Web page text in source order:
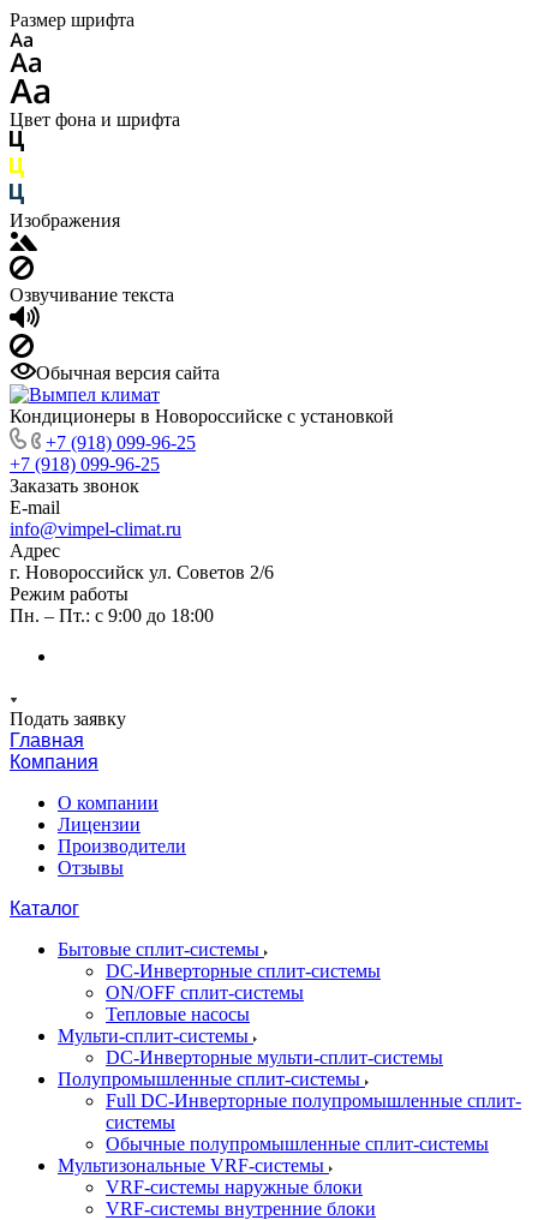
Размер шрифта
Цвет фона и шрифта
Изображения
Озвучивание текста
Обычная версия сайта
Кондиционеры в Новороссийске с установкой
+7 (918) 099-96-25
+7 (918) 099-96-25
Заказать звонок
E-mail
info@vimpel-climat.ru
Адрес
г. Новороссийск ул. Советов 2/6
Режим работы
Пн. – Пт.: с 9:00 до 18:00
Подать заявку
Главная
Компания
О компании
Лицензии
Производители
Отзывы
Каталог
Бытовые сплит-системы
DC-Инверторные сплит-системы
ON/OFF сплит-системы
Тепловые насосы
Мульти-сплит-системы
DC-Инверторные мульти-сплит-системы
Полупромышленные сплит-системы
Full DC-Инверторные полупромышленные сплит-
системы
Обычные полупромышленные сплит-системы
Мультизональные VRF-системы
VRF-системы наружные блоки
VRF-системы внутренние блоки